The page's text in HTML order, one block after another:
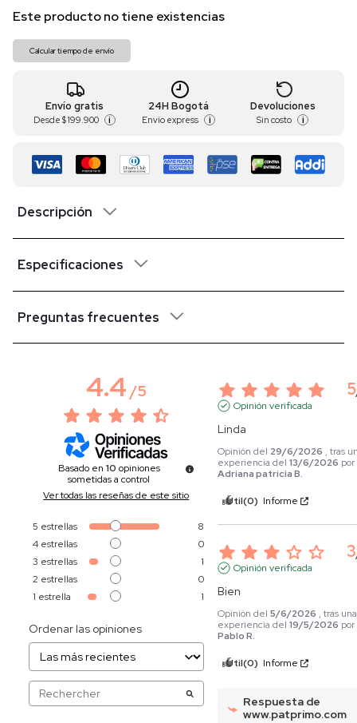
Este producto no tiene existencias
Calcular tiempo de envío
Envío gratis
Desde $ 199.900 i
24H Bogotá
Envío express i
Devoluciones
Sin costo i
Descripción
Especificaciones
Preguntas frecuentes
4.4/5
Basado en 10 opiniones
sometidas a control
Ver todas las reseñas de este sitio
5 estrellas
8
4 estrellas
0
3 estrellas
1
2 estrellas
0
1 estrella 1
Ordenar las opiniones
5
Opinión verificada
Linda
Opinión del 29/6/2026 , tras
experiencia del13/6/2026 por
Adriana patricia B.
Útil(0) Informe
3
Opinión verificada
Bien
Opinión del5/6/2026 , tras una
experiencia del19/5/2026 por
Pablo R.
Útil(0) Informe
Respuesta de
www.patprimo.com